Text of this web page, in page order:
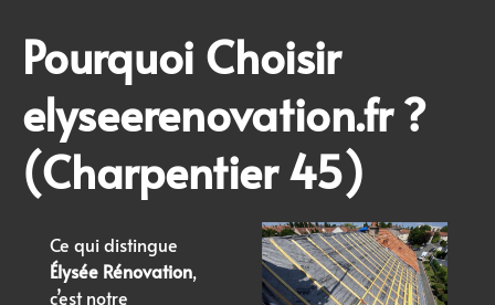
Pourquoi Choisir
elyseerenovation.fr ?
(Charpentier 45)
Ce qui distingue
Élysée Rénovation,
c’est notre